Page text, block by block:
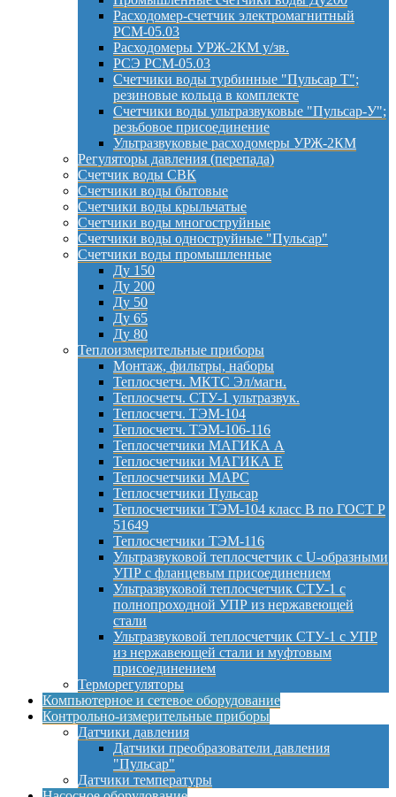
Расходомер-счетчик электромагнитный
РСМ-05.03
Расходомеры УРЖ-2КМ у/зв.
РСЭ РСМ-05.03
Счетчики воды турбинные "Пульсар Т";
резиновые кольца в комплекте
Счетчики воды ультразвуковые "Пульсар-У";
резьбовое присоединение
Ультразвуковые расходомеры УРЖ-2КМ
Регуляторы давления (перепада)
Счетчик воды СВК
Счетчики воды бытовые
Счетчики воды крыльчатые
Счетчики воды многоструйные
Счетчики воды одноструйные "Пульсар"
Счетчики воды промышленные
Ду 150
Ду 200
Ду 50
Ду 65
Ду 80
Теплоизмерительные приборы
Монтаж, фильтры, наборы
Теплосчетч. МКТС Эл/магн.
Теплосчетч. СТУ-1 ультразвук.
Теплосчетч. ТЭМ-104
Теплосчетч. ТЭМ-106-116
Теплосчетчики МАГИКА А
Теплосчетчики МАГИКА Е
Теплосчетчики МАРС
Теплосчетчики Пульсар
Теплосчетчики ТЭМ-104 класс B по ГОСТ Р
51649
Теплосчетчики ТЭМ-116
Ультразвуковой теплосчетчик с U-образными
УПР с фланцевым присоединением
Ультразвуковой теплосчетчик СТУ-1 с
полнопроходной УПР из нержавеющей
стали
Ультразвуковой теплосчетчик СТУ-1 с УПР
из нержавеющей стали и муфтовым
присоединением
Терморегуляторы
Компьютерное и сетевое оборудование
Контрольно-измерительные приборы
Датчики давления
Датчики преобразователи давления
"Пульсар"
Датчики температуры